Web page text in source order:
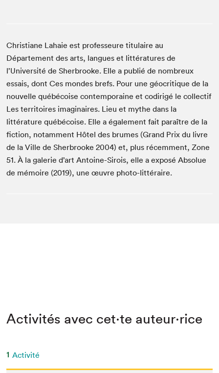
Christiane Lahaie est professeure titulaire au
Département des arts, langues et littératures de
l’Université de Sherbrooke. Elle a publié de nombreux
essais, dont Ces mondes brefs. Pour une géocritique de la
nouvelle québécoise contemporaine et codirigé le collectif
Les territoires imaginaires. Lieu et mythe dans la
littérature québécoise. Elle a également fait paraître de la
fiction, notamment Hôtel des brumes (Grand Prix du livre
de la Ville de Sherbrooke 2004) et, plus récemment, Zone
51. À la galerie d’art Antoine-Sirois, elle a exposé Absolue
de mémoire (2019), une œuvre photo-littéraire.
Activités avec cet·te auteur·rice
1 Activité